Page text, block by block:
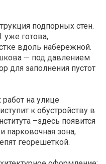
подпорных стен.
уже готова,
вдоль набережной.
— под давлением
для заполнения пустот
на улице
к обустройству в
–здесь появится
зона,
георешеткой.